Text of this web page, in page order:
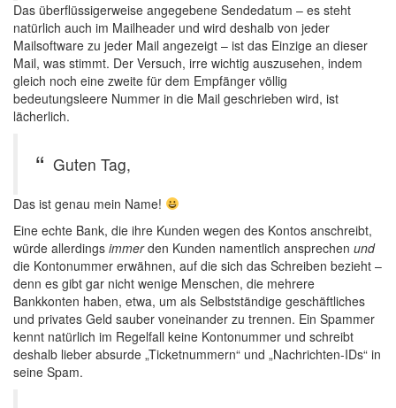
Das überflüssigerweise angegebene Sendedatum – es steht
natürlich auch im Mailheader und wird deshalb von jeder
Mailsoftware zu jeder Mail angezeigt – ist das Einzige an dieser
Mail, was stimmt. Der Versuch, irre wichtig auszusehen, indem
gleich noch eine zweite für dem Empfänger völlig
bedeutungsleere Nummer in die Mail geschrieben wird, ist
lächerlich.
Guten Tag,
Das ist genau mein Name!
Eine echte Bank, die ihre Kunden wegen des Kontos anschreibt,
würde allerdings immerden Kunden namentlich ansprechen und
die Kontonummer erwähnen, auf die sich das Schreiben bezieht –
denn es gibt gar nicht wenige Menschen, die mehrere
Bankkonten haben, etwa, um als Selbstständige geschäftliches
und privates Geld sauber voneinander zu trennen. Ein Spammer
kennt natürlich im Regelfall keine Kontonummer und schreibt
deshalb lieber absurde „Ticketnummern“ und „Nachrichten-IDs“ in
seine Spam.